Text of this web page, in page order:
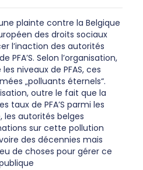
plainte contre la Belgique
des droits sociaux
l’inaction des autorités
PFA’S. Selon l’organisation,
niveaux de PFAS, ces
„polluants éternels“.
outre le fait que la
taux de PFA’S parmi les
les autorités belges
sur cette pollution
des décennies mais
de choses pour gérer ce